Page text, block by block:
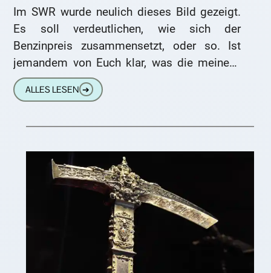
Im SWR wurde neulich dieses Bild gezeigt.
Es soll verdeutlichen, wie sich der
Benzinpreis zusammensetzt, oder so. Ist
jemandem von Euch klar, was die meinen?
Ich bin wohl zu doof,
ALLES LESEN ➔